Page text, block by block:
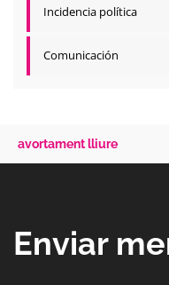
Incidencia política
Comunicación
avortament lliure
Enviar